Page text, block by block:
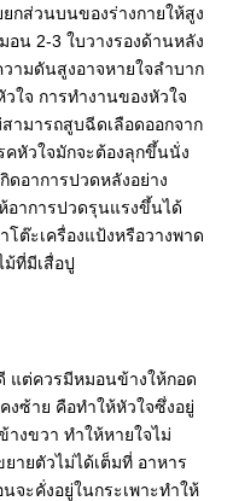
กส่วนบนของร่างกายให้สูง
น 2-3 ใบวางรองด้านหลัง
ามดันสูงอาจหายใจลำบาก
ใจ การทำงานของหัวใจ
ามารถสูบฉีดเลือดออกจาก
คหัวใจมักจะต้องลุกขึ้นนั่ง
ดอาการปวดหลังอย่าง
อาการปวดรุนแรงขึ้นได้
ต๊ะเครื่องแป้งหรือวางพาด
ที่มีเสื่อปู
แต่ควรมีหมอนข้างให้กอด
ซ้าย คือทำให้หัวใจซึ่งอยู่
งขวา ทำให้หายใจไม่
ายตัวไม่ได้เต็มที่ อาหาร
จะคั่งอยู่ในกระเพาะทำให้